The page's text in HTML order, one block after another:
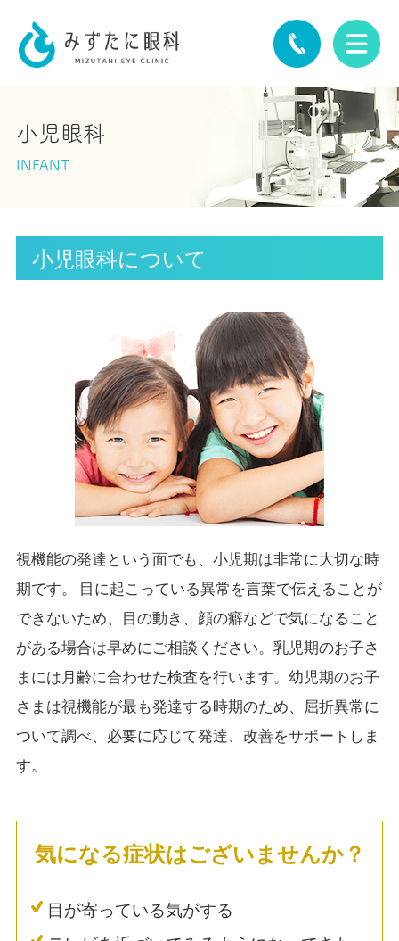
小児眼科
INFANT
小児眼科について
視機能の発達という面でも、小児期は非常に大切な時
期です。 目に起こっている異常を言葉で伝えることが
できないため、目の動き、顔の癖などで気になること
がある場合は早めにご相談ください。乳児期のお子さ
まには月齢に合わせた検査を行います。幼児期のお子
さまは視機能が最も発達する時期のため、屈折異常に
ついて調べ、必要に応じて発達、改善をサポートしま
す。
気になる症状はございませんか？
目が寄っている気がする